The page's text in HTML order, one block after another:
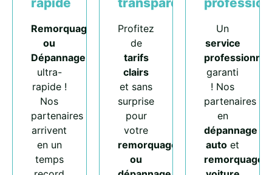
Remorquage
ou
Dépannage
ultra-
rapide !
Nos
partenaires
arrivent
en un
temps
Profitez
de
tarifs
clairs
et sans
surprise
pour
votre
remorquage
ou
Un
service
professionnel
garanti
! Nos
partenaires
en
dépannage
auto et
remorquage